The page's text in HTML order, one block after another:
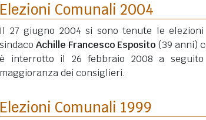
Elezioni Comunali 2004
Il 27 giugno 2004 si sono tenute le
sindacoAchille Francesco Esposito (39 anni)
è interrotto il 26 febbraio 2008 a seguito
maggioranza dei consiglieri.
Elezioni Comunali 1999